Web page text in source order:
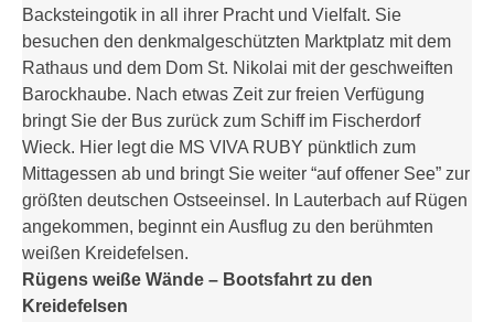
Backsteingotik in all ihrer Pracht und Vielfalt. Sie
besuchen den denkmalgeschützten Marktplatz mit dem
Rathaus und dem Dom St. Nikolai mit der geschweiften
Barockhaube. Nach etwas Zeit zur freien Verfügung
bringt Sie der Bus zurück zum Schiff im Fischerdorf
Wieck. Hier legt die MS VIVA RUBY pünktlich zum
Mittagessen ab und bringt Sie weiter “auf offener See” zur
größten deutschen Ostseeinsel. In Lauterbach auf Rügen
angekommen, beginnt ein Ausflug zu den berühmten
weißen Kreidefelsen.
Rügens weiße Wände – Bootsfahrt zu den
Kreidefelsen